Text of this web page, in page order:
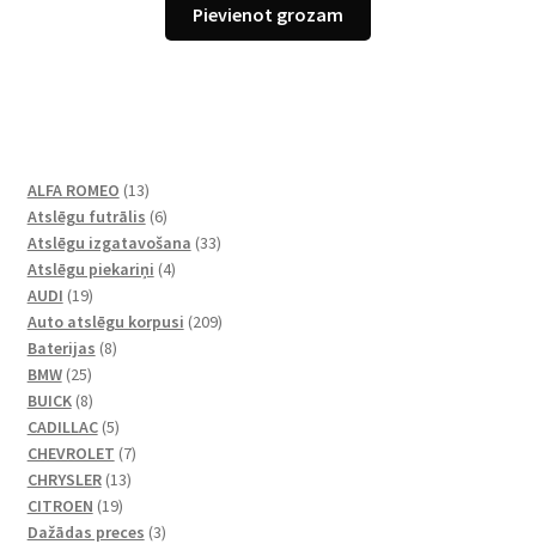
Pievienot grozam
ALFA ROMEO 1313
produkti
Atslēgu futrālis 66
produkts
Atslēgu izgatavošana 3333
Atslēgu piekariņi 44
AUDI 1919
produkti
Auto atslēgu korpusi 209209
Baterijas 88
BMW 2525
produkts
BUICK 88
produkts
CADILLAC 55
produkts
CHEVROLET 77
produkts
CHRYSLER 1313
CITROEN 1919
produkti
Dažādas preces 33